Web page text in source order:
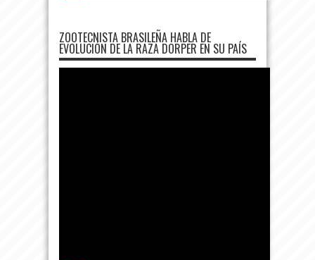
ZOOTECNISTA BRASILEÑA HABLA DE
EVOLUCIÓN DE LA RAZA DORPER EN SU PAÍS